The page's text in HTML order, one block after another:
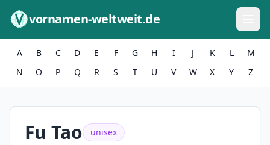
vornamen-weltweit.de
A B C D E F G H I J K L
M
N
O P Q R S T U V W X Y Z
Fu Tao unisex